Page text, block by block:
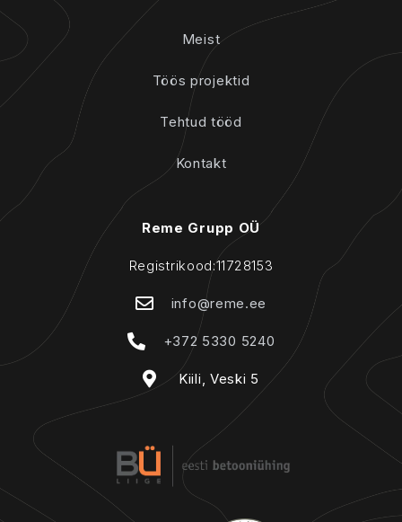
Meist
Töös projektid
Tehtud tööd
Kontakt
Reme Grupp OÜ
Registrikood:11728153
info@reme.ee
+372 5330 5240
Kiili, Veski 5